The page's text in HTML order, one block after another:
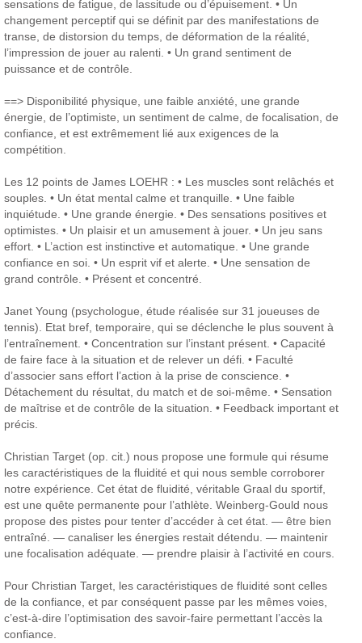
sensations de fatigue, de lassitude ou d’épuisement. • Un
changement perceptif qui se définit par des manifestations de
transe, de distorsion du temps, de déformation de la réalité,
l’impression de jouer au ralenti. • Un grand sentiment de
puissance et de contrôle.
==> Disponibilité physique, une faible anxiété, une grande
énergie, de l’optimiste, un sentiment de calme, de focalisation, de
confiance, et est extrêmement lié aux exigences de la
compétition.
Les 12 points de James LOEHR : • Les muscles sont relâchés et
souples. • Un état mental calme et tranquille. • Une faible
inquiétude. • Une grande énergie. • Des sensations positives et
optimistes. • Un plaisir et un amusement à jouer. • Un jeu sans
effort. • L’action est instinctive et automatique. • Une grande
confiance en soi. • Un esprit vif et alerte. • Une sensation de
grand contrôle. • Présent et concentré.
Janet Young (psychologue, étude réalisée sur 31 joueuses de
tennis).
Etat bref, temporaire, qui se déclenche le plus souvent à
l’entraînement. • Concentration sur l’instant présent. • Capacité
de faire face à la situation et de relever un défi. • Faculté
d’associer sans effort l’action à la prise de conscience. •
Détachement du résultat, du match et de soi-même. • Sensation
de maîtrise et de contrôle de la situation. • Feedback important et
précis.
Christian Target (op. cit.) nous propose une formule qui résume
les caractéristiques de la fluidité et qui nous semble corroborer
notre expérience. Cet état de fluidité, véritable Graal du sportif,
est une quête permanente pour l’athlète. Weinberg-Gould nous
propose des pistes pour tenter d’accéder à cet état. — être bien
entraîné. — canaliser les énergies restait détendu. — maintenir
une focalisation adéquate. — prendre plaisir à l’activité en cours.
Pour Christian Target, les caractéristiques de fluidité sont celles
de la confiance, et par conséquent passe par les mêmes voies,
c’est-à-dire l’optimisation des savoir-faire permettant l’accès la
confiance.